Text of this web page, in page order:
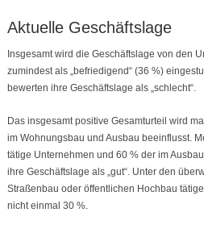
Aktuelle Geschäftslage
Insgesamt wird die Geschäftslage von den
zumindest als „befriedigend“ (36 %)
bewerten ihre Geschäftslage als „schlecht“.
Das insgesamt positive Gesamturteil wird
im Wohnungsbau und Ausbau beeinflusst.
tätige Unternehmen und 60 % der im
ihre Geschäftslage als „gut“. Unter den
Straßenbau oder öffentlichen Hochbau
nicht einmal 30 %.